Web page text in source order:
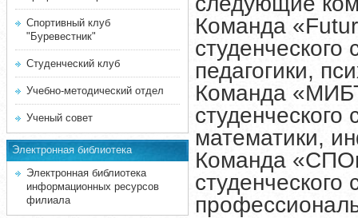
Спортивный клуб
"Буревестник"
Студенческий клуб
Учебно-методический отдел
Ученый совет
Электронная библиотека
Электронная библиотека
информационных ресурсов
филиала
Команда
педагогики,
Команда
математики,
Команда